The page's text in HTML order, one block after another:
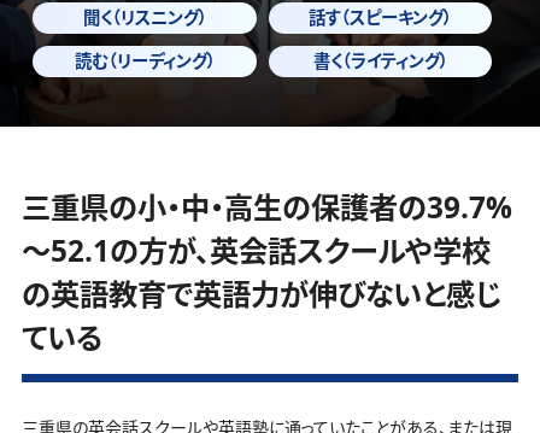
聞く（リスニング）
話す（スピーキング）
読む（リーディング）
書く（ライティング）
三重県の小・中・高生の保護者の39.7%
～52.1の方が、英会話スクールや学校
の英語教育で英語力が伸びないと感じ
ている
三重県の英会話スクールや英語塾に通っていたことがある、または現